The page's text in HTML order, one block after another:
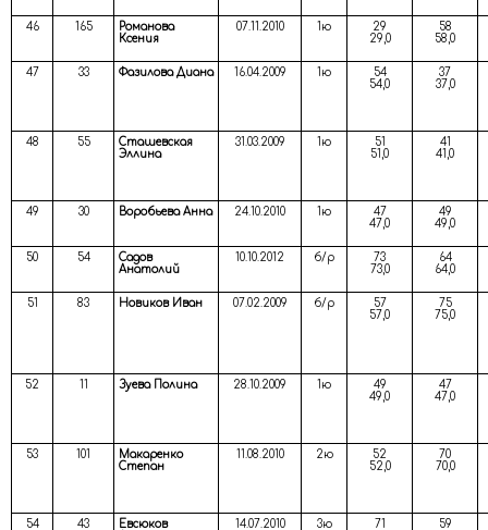
46 165
Романова
Ксения
07.11.2010 1ю
29
29,0
58
58,0
47 33 Фазилова Диана 16.04.2009 1ю
54
54,0
37
37,0
48 55
Сташевская
Эллина
31.03.2009 1ю
51
51,0
41
41,0
49 30 Воробьева Анна 24.10.2010 1ю
47
47,0
49
49,0
50 54
Садов
Анатолий
10.10.2012 б/р
73
73,0
64
64,0
51 83 Новиков Иван 07.02.2009 б/р
57
57,0
75
75,0
52 11 Зуева Полина 28.10.2009 1ю
49
49,0
47
47,0
53 101
Макаренко
Степан
11.08.2010 2ю
52
52,0
70
70,0
54 43 Евсюков 14.07.2010 3ю 71 59